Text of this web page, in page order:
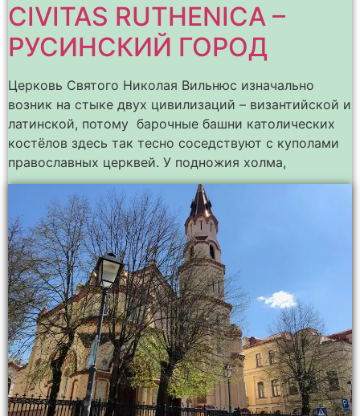
CIVITAS RUTHENICA –
РУСИНСКИЙ ГОРОД
Церковь Святого Николая Вильнюс изначально
возник на стыке двух цивилизаций – византийской и
латинской, потому барочные башни католических
костёлов здесь так тесно соседствуют с куполами
православных церквей. У подножия холма,